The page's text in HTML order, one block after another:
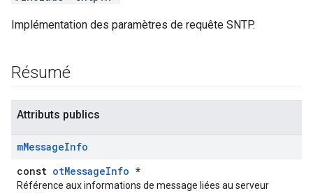
Implémentation des paramètres de requête SNTP.
Résumé
Attributs publics
mMessageInfo
const otMessageInfo *
Référence aux informations de message liées au serveur